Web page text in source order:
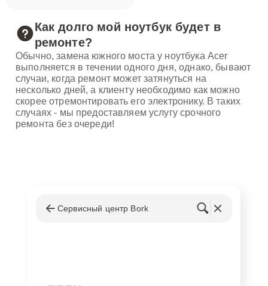
Как долго мой ноутбук будет в
ремонте?
Обычно, замена южного моста у ноутбука Acer
выполняется в течении одного дня, однако, бывают
случаи, когда ремонт может затянуться на
несколько дней, а клиенту необходимо как можно
скорее отремонтировать его электронику. В таких
случаях - мы предоставляем услугу срочного
ремонта без очереди!
Сервисный центр Bork